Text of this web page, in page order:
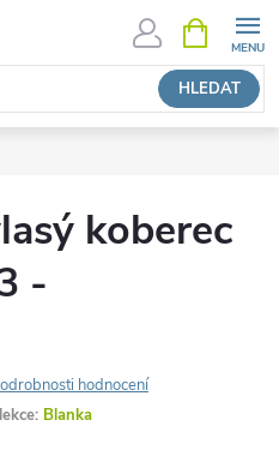
HLEDAT
NÁKUPNÍ
KOŠÍK
koberec
-
hodnocení
Blanka